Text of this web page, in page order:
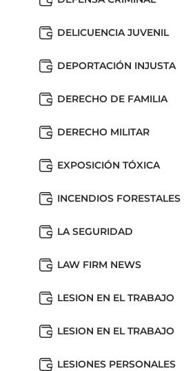
DELICUENCIA JUVENIL
DEPORTACIÓN INJUSTA
DERECHO DE FAMILIA
DERECHO MILITAR
EXPOSICIÓN TÓXICA
INCENDIOS FORESTALES
LA SEGURIDAD
LAW FIRM NEWS
LESION EN EL TRABAJO
LESION EN EL TRABAJO
LESIONES PERSONALES